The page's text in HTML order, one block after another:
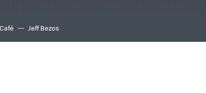
Café Jeff Bezos